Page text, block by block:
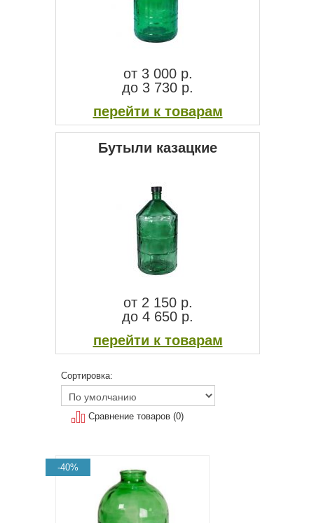
от 3 000 p.
до 3 730 p.
перейти к товарам
Бутыли казацкие
от 2 150 p.
до 4 650 p.
перейти к товарам
Сортировка:
Сравнение товаров (0)
-40%